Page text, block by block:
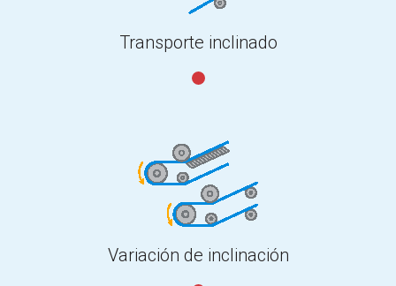
Transporte inclinado
Variación de inclinación